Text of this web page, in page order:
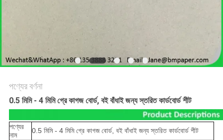
পণ্যের বর্ণনা
0.5 মিমি - 4 মিমি গ্রে কাগজ বোর্ড, বই বাঁধাই জন্য স্তরিত কার্ডবোর্ড শীট
পণ্যের
নাম
0.5 মিমি - 4 মিমি গ্রে কাগজ বোর্ড, বই বাঁধাই জন্য স্তরিত কার্ডবোর্ড শীট